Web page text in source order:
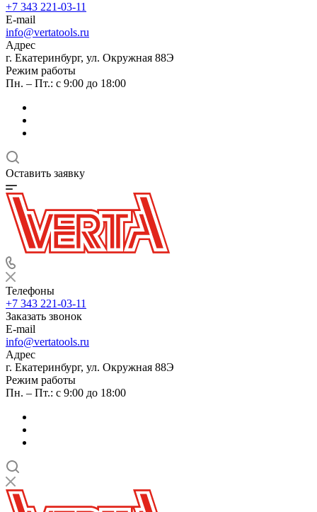
+7 343 221-03-11
E-mail
info@vertatools.ru
Адрес
г. Екатеринбург, ул. Окружная 88Э
Режим работы
Пн. – Пт.: с 9:00 до 18:00
Оставить заявку
Телефоны
+7 343 221-03-11
Заказать звонок
E-mail
info@vertatools.ru
Адрес
г. Екатеринбург, ул. Окружная 88Э
Режим работы
Пн. – Пт.: с 9:00 до 18:00